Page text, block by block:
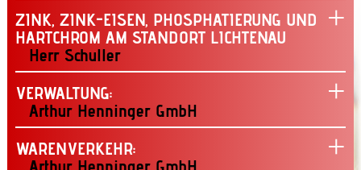
ZINK, ZINK-EISEN, PHOSPHATIERUNG UND
HARTCHROM AM STANDORT LICHTENAU
Herr Schuller
VERWALTUNG:
Arthur Henninger GmbH
WARENVERKEHR: